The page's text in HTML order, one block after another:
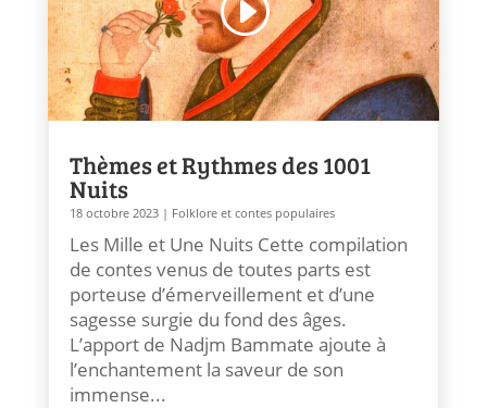
Thèmes et Rythmes des 1001
Nuits
18 octobre 2023| Folklore et contes populaires
Les Mille et Une Nuits Cette compilation
de contes venus de toutes parts est
porteuse d’émerveillement et d’une
sagesse surgie du fond des âges.
L’apport de Nadjm Bammate ajoute à
l’enchantement la saveur de son
immense...